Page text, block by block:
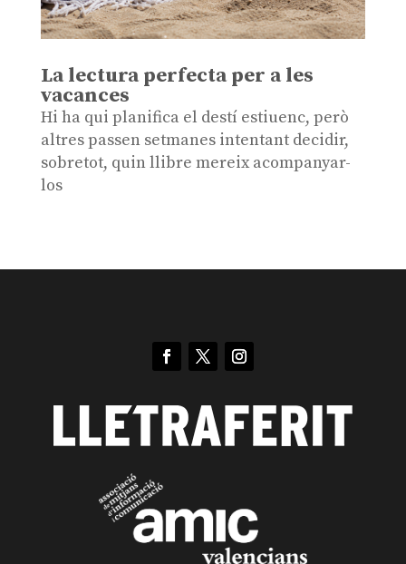
La lectura perfecta per a les
vacances
Hi ha qui planifica el destí estiuenc, però
altres passen setmanes intentant decidir,
sobretot, quin llibre mereix acompanyar-
los